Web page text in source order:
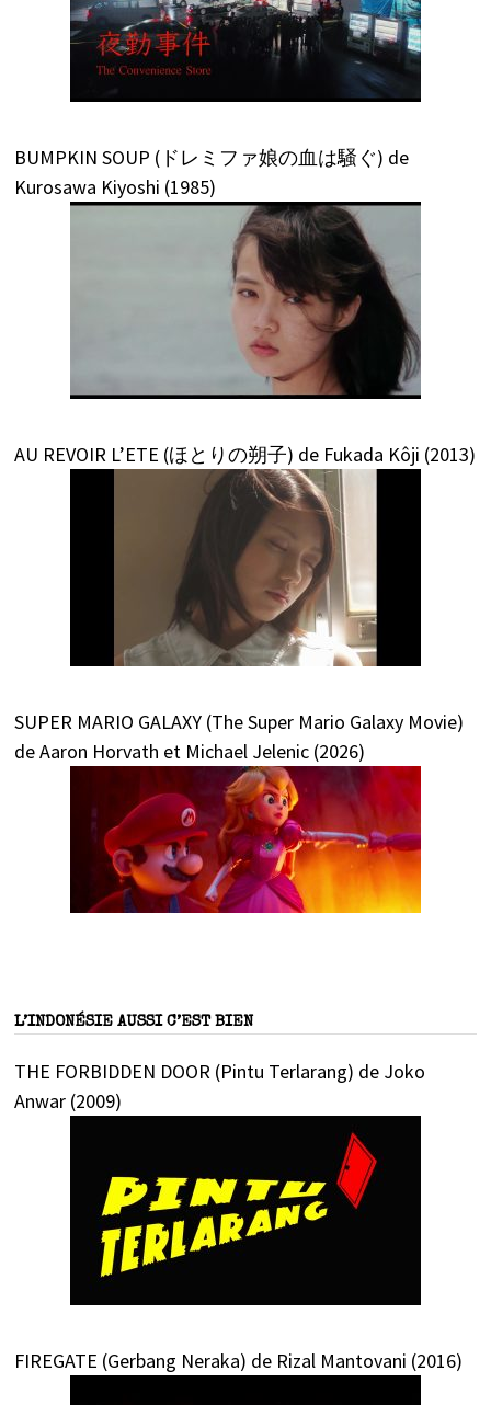
BUMPKIN SOUP (ドレミファ娘の血は騒ぐ) de
Kurosawa Kiyoshi (1985)
AU REVOIR L’ETE (ほとりの朔子) de Fukada Kôji (2013)
SUPER MARIO GALAXY (The Super Mario Galaxy Movie)
de Aaron Horvath et Michael Jelenic (2026)
L’INDONÉSIE AUSSI C’EST BIEN
THE FORBIDDEN DOOR (Pintu Terlarang) de Joko
Anwar (2009)
FIREGATE (Gerbang Neraka) de Rizal Mantovani (2016)